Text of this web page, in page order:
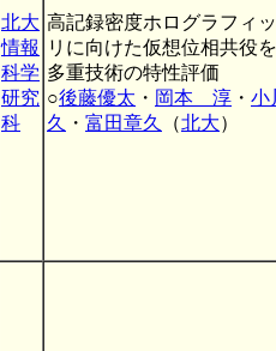
北大
情報
科学
研究
科
高記録密度ホログラフィ
リに向けた仮想位相共役
多重技術の特性評価
○後藤優太 ・ 岡本 淳 ・ 小
久
・ 富田章久 （北大）